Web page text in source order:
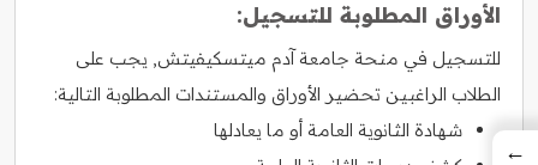
الأوراق المطلوبة للتسجيل:
للتسجيل في منحة جامعة آدم ميتسكيفيتش, يجب على
الطلاب الراغبين تحضير الأوراق والمستندات المطلوبة التالية:
شهادة الثانوية العامة أو ما يعادلها
←